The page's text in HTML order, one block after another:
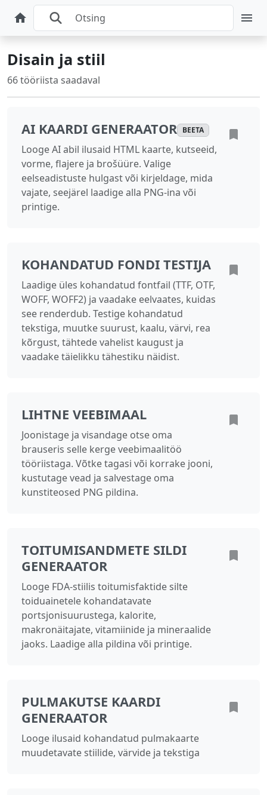
Disain ja stiil
66 tööriista saadaval
AI KAARDI GENERAATOR BEETA
Looge AI abil ilusaid HTML kaarte, kutseeid,
vorme, flajere ja brošüüre. Valige
eelseadistuste hulgast või kirjeldage, mida
vajate, seejärel laadige alla PNG-ina või
printige.
KOHANDATUD FONDI TESTIJA
Laadige üles kohandatud fontfail (TTF, OTF,
WOFF, WOFF2) ja vaadake eelvaates, kuidas
see renderdub. Testige kohandatud
tekstiga, muutke suurust, kaalu, värvi, rea
kõrgust, tähtede vahelist kaugust ja
vaadake täielikku tähestiku näidist.
LIHTNE VEEBIMAAL
Joonistage ja visandage otse oma
brauseris selle kerge veebimaalitöö
tööriistaga. Võtke tagasi või korrake jooni,
kustutage vead ja salvestage oma
kunstiteosed PNG pildina.
TOITUMISANDMETE SILDI
GENERAATOR
Looge FDA-stiilis toitumisfaktide silte
toiduainetele kohandatavate
portsjonisuurustega, kalorite,
makronäitajate, vitamiinide ja mineraalide
jaoks. Laadige alla pildina või printige.
PULMAKUTSE KAARDI
GENERAATOR
Looge ilusaid kohandatud pulmakaarte
muudetavate stiilide, värvide ja tekstiga